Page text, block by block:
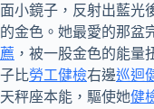
面小鏡子，反射出藍光
的金色。她最愛的那盆
薦 ，被一股金色的能量
子比勞工健檢右邊巡迴
天秤座本能，驅使她健